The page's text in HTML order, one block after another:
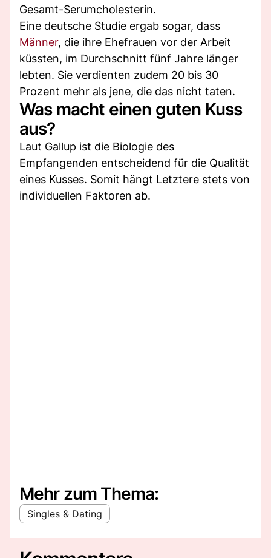
Gesamt-Serumcholesterin.
Eine deutsche Studie ergab sogar, dass
Männer, die ihre Ehefrauen vor der Arbeit
küssten, im Durchschnitt fünf Jahre länger
lebten. Sie verdienten zudem 20 bis 30
Prozent mehr als jene, die das nicht taten.
Was macht einen guten Kuss
aus?
Laut Gallup ist die Biologie des
Empfangenden entscheidend für die Qualität
eines Kusses. Somit hängt Letztere stets von
individuellen Faktoren ab.
Mehr zum Thema:
Singles & Dating